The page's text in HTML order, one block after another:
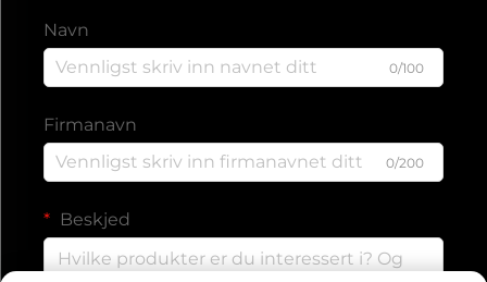
Navn
0/100
Firmanavn
0/200
Beskjed